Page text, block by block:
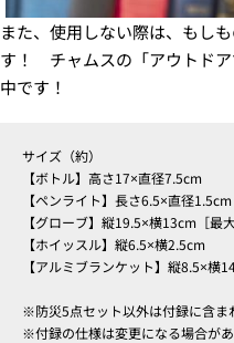
また、使用しない際は、もし
す！ チャムスの「アウトド
中です！
サイズ（約）
【ボトル】高さ17×直径7.5cm
【ペンライト】長さ6.5×直径1.5cm
【グローブ】縦19.5×横13cm［最大
【ホイッスル】縦6.5×横2.5cm
【アルミブランケット】縦8.5×横
※防災5点セット以外は付録に含ま
※付録の仕様は変更になる場合が